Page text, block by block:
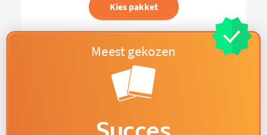
Kies pakket